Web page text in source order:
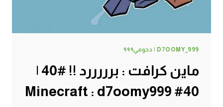
D7OOMY_999 | دحومي٩٩٩
ماين كرافت : برررررد !! #40 |
40# Minecraft : d7oomy999